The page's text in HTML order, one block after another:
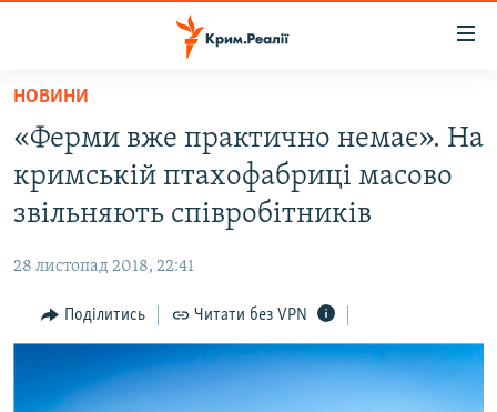
Перейти
основного
матеріалу
Перейти
до
основної
Перейти
до
ВОДА.КРИМ
ВІДЕО ТА ФОТО
БЛОГИ
ПОГЛЯД
ВСЕ ЗА ДЕНЬ
НОВИНИ
«Ферми вже практично немає». На
кримській птахофабриці масово
звільняють співробітників
28 листопад 2018, 22:41
Поділитись Читати без VPN